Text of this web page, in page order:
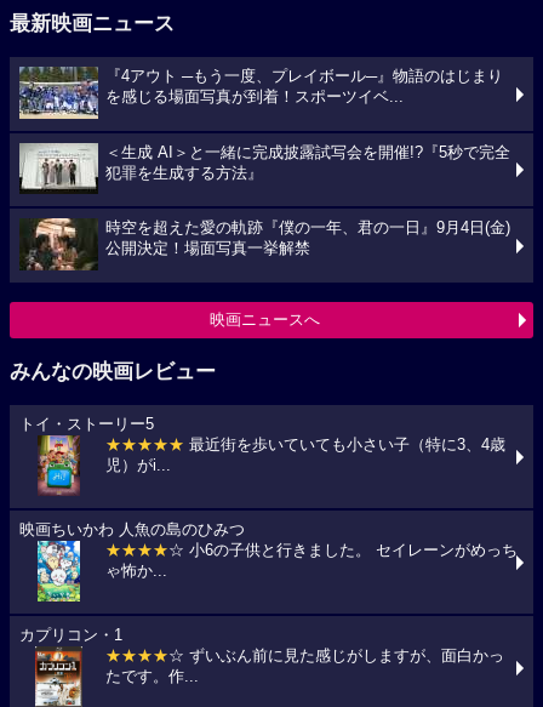
最新映画ニュース
『4アウト ─もう一度、プレイボール─』物語のはじまり
を感じる場面写真が到着！スポーツイベ...
＜生成 AI＞と一緒に完成披露試写会を開催!?『5秒で完全
犯罪を生成する方法』
時空を超えた愛の軌跡『僕の一年、君の一日』9月4日(金)
公開決定！場面写真一挙解禁
映画ニュースへ
みんなの映画レビュー
トイ・ストーリー5
★★★★★ 最近街を歩いていても小さい子（特に3、4歳
児）がi...
映画ちいかわ 人魚の島のひみつ
★★★★☆ 小6の子供と行きました。 セイレーンがめっち
ゃ怖か...
カプリコン・1
★★★★☆ ずいぶん前に見た感じがしますが、面白かっ
たです。作...